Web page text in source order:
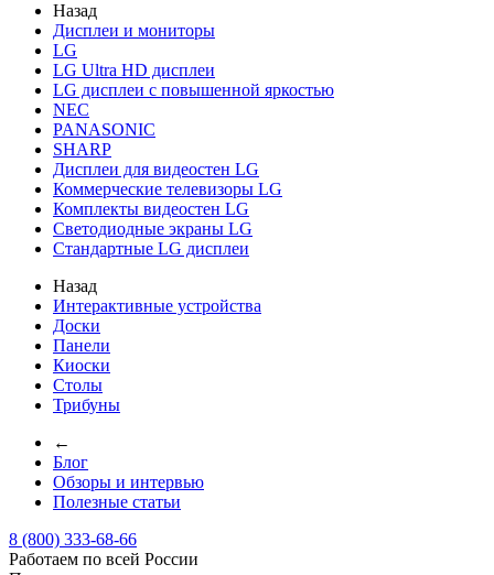
Назад
Дисплеи и мониторы
LG
LG Ultra HD дисплеи
LG дисплеи с повышенной яркостью
NEC
PANASONIC
SHARP
Дисплеи для видеостен LG
Коммерческие телевизоры LG
Комплекты видеостен LG
Светодиодные экраны LG
Стандартные LG дисплеи
Назад
Интерактивные устройства
Доски
Панели
Киоски
Столы
Трибуны
←
Блог
Обзоры и интервью
Полезные статьи
8 (800) 333-68-66
Работаем по всей России